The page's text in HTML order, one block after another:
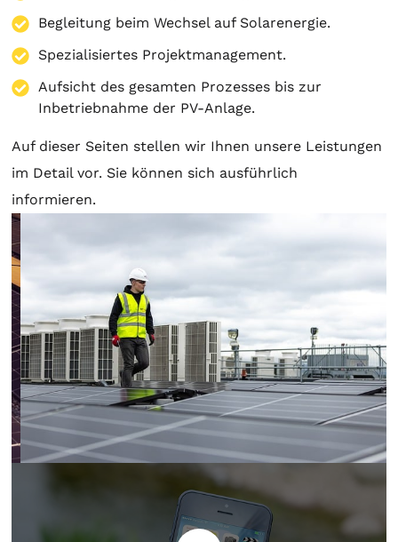
Begleitung beim Wechsel auf Solarenergie.
Spezialisiertes Projektmanagement.
Aufsicht des gesamten Prozesses bis zur
Inbetriebnahme der PV-Anlage.
Auf dieser Seiten stellen wir Ihnen unsere Leistungen
im Detail vor. Sie können sich ausführlich
informieren.